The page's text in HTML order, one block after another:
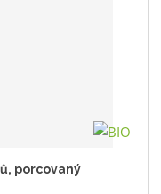
porcovaný